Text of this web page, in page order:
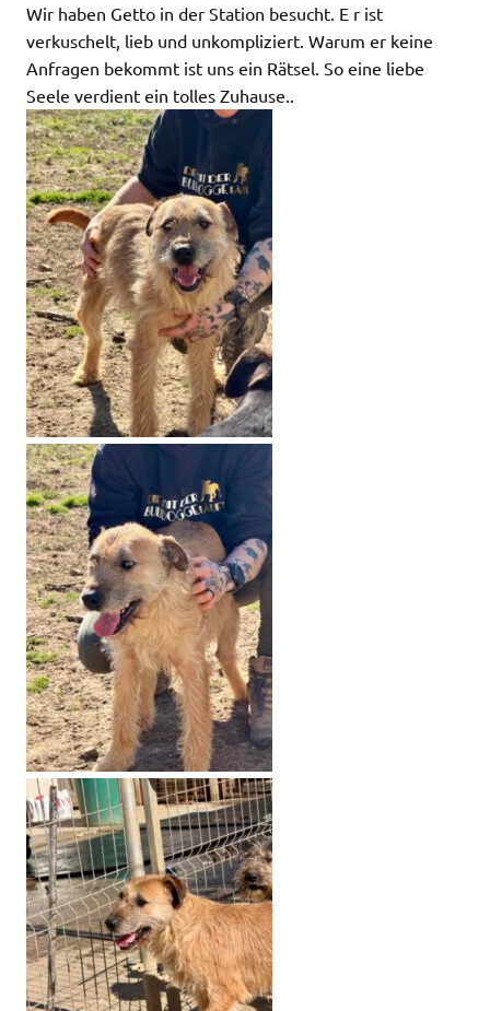
Wir haben Getto in der Station besucht. E r ist
verkuschelt, lieb und unkompliziert. Warum er keine
Anfragen bekommt ist uns ein Rätsel. So eine liebe
Seele verdient ein tolles Zuhause..